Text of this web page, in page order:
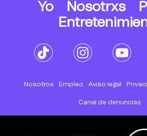
Yo Nosotrxs
Nosotros Empleo Aviso legal
Canal de denuncias